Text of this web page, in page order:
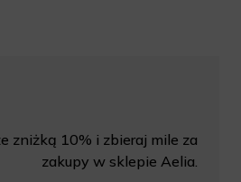
zniżką 10% i zbieraj mile za
zakupy w sklepie Aelia.